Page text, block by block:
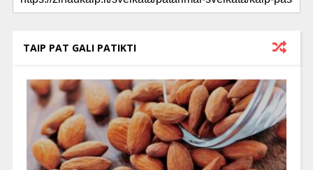
TAIP PAT GALI PATIKTI